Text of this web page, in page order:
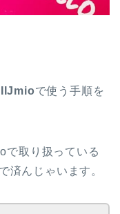
で使う手順を
で取り扱っている
済んじゃいます。